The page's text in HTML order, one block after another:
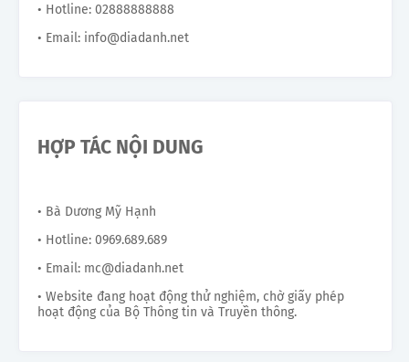
• Hotline: 02888888888
• Email: info@diadanh.net
HỢP TÁC NỘI DUNG
• Bà Dương Mỹ Hạnh
• Hotline: 0969.689.689
• Email: mc@diadanh.net
• Website đang hoạt động thử nghiệm, chờ giấy phép
hoạt động của Bộ Thông tin và Truyền thông.